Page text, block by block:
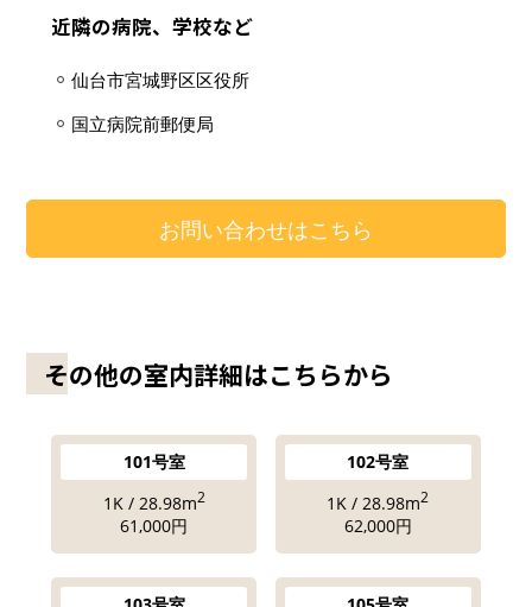
近隣の病院、学校など
仙台市宮城野区区役所
国立病院前郵便局
お問い合わせはこちら
その他の室内詳細はこちらから
101号室
1K / 28.98m2
61,000円
102号室
1K / 28.98m2
62,000円